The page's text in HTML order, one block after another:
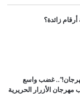
زائدة؟
غضب واسع
الأزرار الحريرية